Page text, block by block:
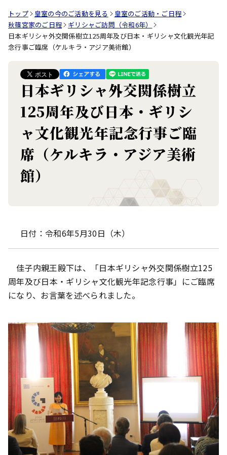
トップ 皇室の今のご活動を見る
皇室のご活動・ご日程
秋篠宮家のご日程
ギリシャご訪問（令和6年）
日本ギリシャ外交関係樹立125周年及び日本・ギリシャ文化観光年記
念行事ご臨席（ケルキラ・アジア美術館）
日本ギリシャ外交関係樹立
125周年及び日本・ギリシ
ャ文化観光年記念行事ご臨
席（ケルキラ・アジア美術
館）
日付：令和6年5月30日（木）
佳子内親王殿下は、「日本ギリシャ外交関係樹立125
周年及び日本・ギリシャ文化観光年記念行事」にご臨席
になり、お言葉を述べられました。